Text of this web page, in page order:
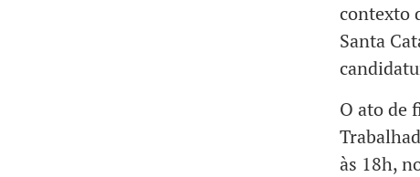
contexto
Santa
O ato de
às 18h,